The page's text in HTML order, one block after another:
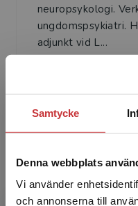
Samtycke
Denna webbplats
Vi använder
och annonserna till
neuropsykologi.
ungdomspsykiatri.
adjunkt vid L...